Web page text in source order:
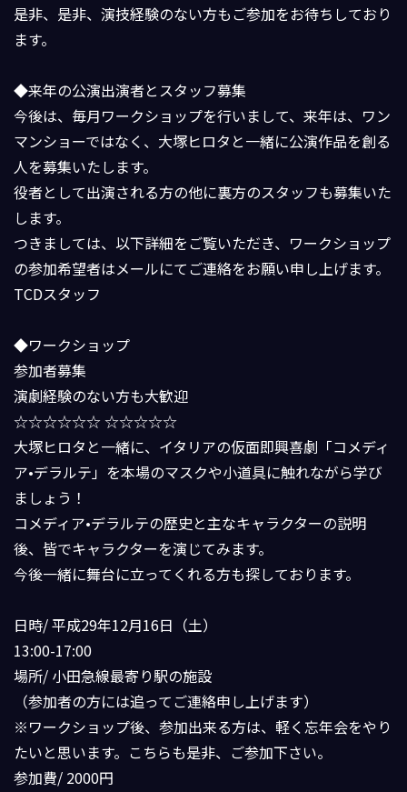
是非、是非、演技経験のない方もご参加をお待ちしており
ます。
◆来年の公演出演者とスタッフ募集
今後は、毎月ワークショップを行いまして、来年は、ワン
マンショーではなく、大塚ヒロタと一緒に公演作品を創る
人を募集いたします。
役者として出演される方の他に裏方のスタッフも募集いた
します。
つきましては、以下詳細をご覧いただき、ワークショップ
の参加希望者はメールにてご連絡をお願い申し上げます。
TCDスタッフ
◆ワークショップ
参加者募集
演劇経験のない方も大歓迎
☆☆☆☆☆☆ ☆☆☆☆☆
大塚ヒロタと一緒に、イタリアの仮面即興喜劇「コメディ
ア•デラルテ」を本場のマスクや小道具に触れながら学び
ましょう！
コメディア•デラルテの歴史と主なキャラクターの説明
後、皆でキャラクターを演じてみます。
今後一緒に舞台に立ってくれる方も探しております。
日時/ 平成29年12月16日（土）
13:00-17:00
場所/ 小田急線最寄り駅の施設
（参加者の方には追ってご連絡申し上げます）
※ワークショップ後、参加出来る方は、軽く忘年会をやり
たいと思います。こちらも是非、ご参加下さい。
参加費/ 2000円